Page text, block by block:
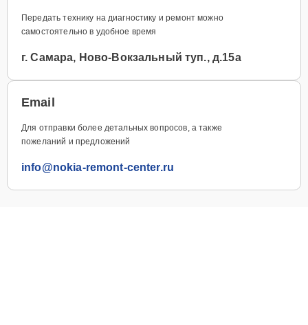
Передать технику на диагностику и ремонт можно
самостоятельно в удобное время
г. Самара, Ново-Вокзальный туп., д.15а
Email
Для отправки более детальных вопросов, а также
пожеланий и предложений
info@nokia-remont-center.ru